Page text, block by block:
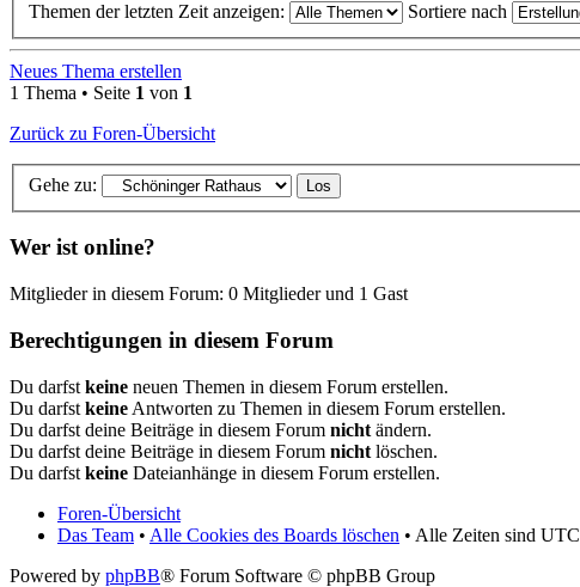
Themen der letzten Zeit anzeigen: Sortiere nach
Neues Thema erstellen
1 Thema • Seite 1 von 1
Zurück zu Foren-Übersicht
Gehe zu:
Wer ist online?
Mitglieder in diesem Forum: 0 Mitglieder und 1 Gast
Berechtigungen in diesem Forum
Du darfst keine neuen Themen in diesem Forum erstellen.
Du darfst keine Antworten zu Themen in diesem Forum erstellen.
Du darfst deine Beiträge in diesem Forum nicht ändern.
Du darfst deine Beiträge in diesem Forum nicht löschen.
Du darfst keine Dateianhänge in diesem Forum erstellen.
Foren-Übersicht
Das Team • Alle Cookies des Boards löschen • Alle Zeiten sind UTC
Powered by phpBB® Forum Software © phpBB Group